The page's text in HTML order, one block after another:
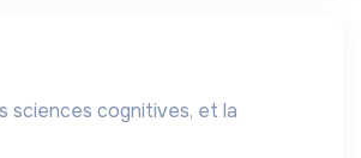
sciences cognitives, et la